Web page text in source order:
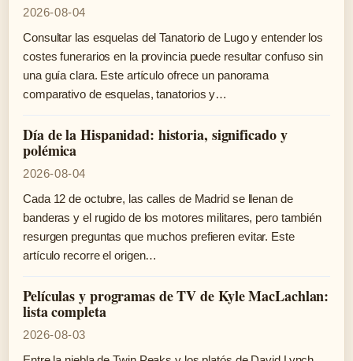
2026-08-04
Consultar las esquelas del Tanatorio de Lugo y entender los
costes funerarios en la provincia puede resultar confuso sin
una guía clara. Este artículo ofrece un panorama
comparativo de esquelas, tanatorios y…
Día de la Hispanidad: historia, significado y
polémica
2026-08-04
Cada 12 de octubre, las calles de Madrid se llenan de
banderas y el rugido de los motores militares, pero también
resurgen preguntas que muchos prefieren evitar. Este
artículo recorre el origen…
Películas y programas de TV de Kyle MacLachlan:
lista completa
2026-08-03